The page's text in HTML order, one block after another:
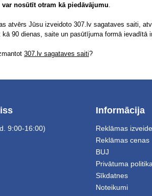
var nosūtīt otram kā piedāvājumu
atvērs Jūsu izveidoto 307.lv sagataves saiti,
kā 90 dienas, saite un pasūtījuma formā ievadītā
307.lv sagataves saiti?
9:00-16:00)
Informācija
Reklāmas izveide
Reklāmas cenas
BUJ
Privātuma politika
Sīkdatnes
Noteikumi